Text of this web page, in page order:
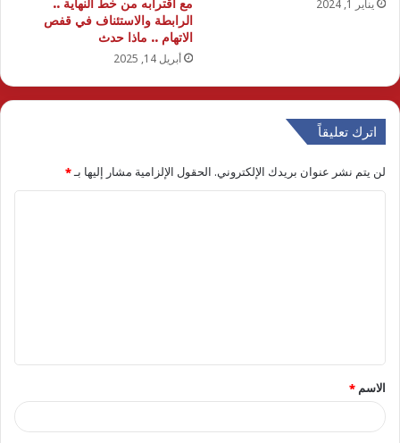
يناير 1, 2024
الرابطة والاستئناف في قفص
الاتهام .. ماذا حدث
أبريل 14, 2025
اترك تعليقاً
لن يتم نشر عنوان بريدك الإلكتروني. الحقول الإلزامية مشار إليها بـ*
ق
*
الاسم *